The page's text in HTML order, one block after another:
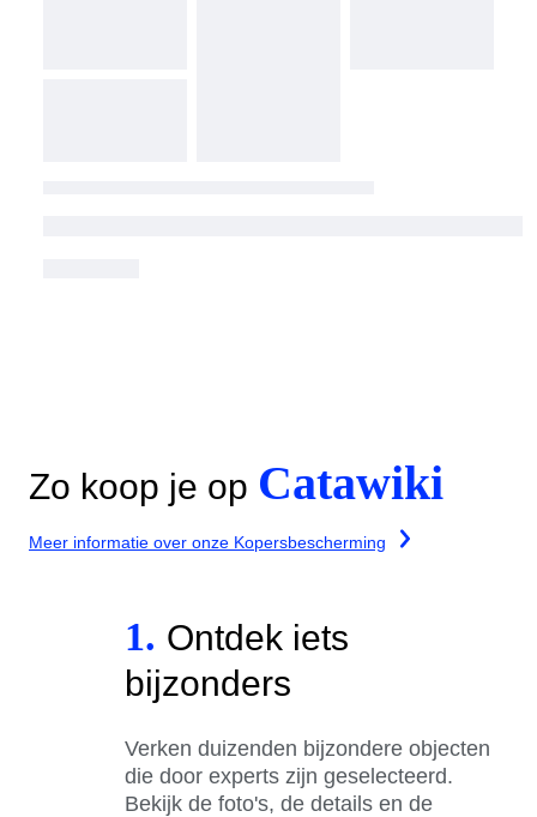
Zo koop je op Catawiki
Meer informatie over onze Kopersbescherming
1. Ontdek iets
bijzonders
Verken duizenden bijzondere objecten
die door experts zijn geselecteerd.
Bekijk de foto's, de details en de